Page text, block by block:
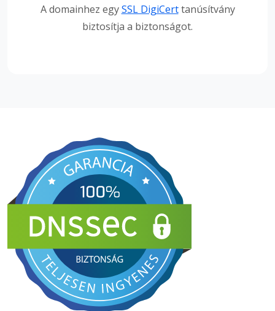
A domainhez egySSL DigiCerttanúsítvány
biztosítja a biztonságot.